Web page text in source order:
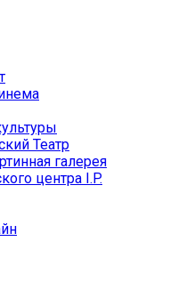
Театр
галерея
центра I.P.